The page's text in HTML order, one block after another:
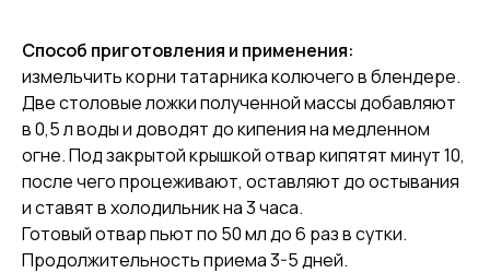
Способ приготовления и применения:
измельчить корни татарника колючего в блендере.
Две столовые ложки полученной массы добавляют
в 0,5 л воды и доводят до кипения на медленном
огне. Под закрытой крышкой отвар кипятят минут 10,
после чего процеживают, оставляют до остывания
и ставят в холодильник на 3 часа.
Готовый отвар пьют по 50 мл до 6 раз в сутки.
Продолжительность приема 3-5 дней.